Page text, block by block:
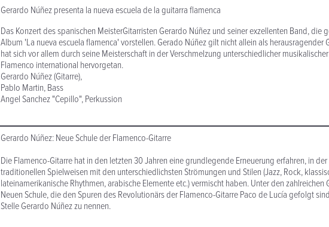
Gerardo Núñez presenta la nueva escuela de la guitarra flamenca
Das Konzert des spanischen MeisterGitarristen Gerardo Núñez und seiner exzellenten Band, die
Album 'La nueva escuela flamenca' vorstellen. Gerado Núñez gilt nicht allein als herausragender
hat sich vor allem durch seine Meisterschaft in der Verschmelzung unterschiedlicher
Flamenco international hervorgetan.
Gerardo Núñez (Gitarre),
Pablo Martin, Bass
Angel Sanchez "Cepillo", Perkussion
Gerardo Núñez: Neue Schule der Flamenco-Gitarre
Die Flamenco-Gitarre hat in den letzten 30 Jahren eine grundlegende Erneuerung erfahren, in
traditionellen Spielweisen mit den unterschiedlichsten Strömungen und Stilen (Jazz, Rock,
lateinamerikanische Rhythmen, arabische Elemente etc.) vermischt haben. Unter den zahlreichen
Neuen Schule, die den Spuren des Revolutionärs der Flamenco-Gitarre Paco de Lucía gefolgt
Stelle Gerardo Núñez zu nennen.